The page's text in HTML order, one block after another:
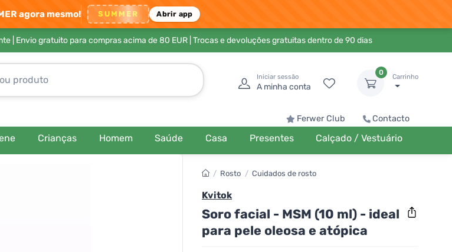
agora mesmo! SUMMER Abrir app
| Envio gratuito para compras acima de 80 EUR| Trocas e devoluções gratuitas dentro de 90 dias
Iniciar sessão
A minha conta
0
Carrinho
Ferwer Club Contacto
Crianças Homem Saúde Casa Presentes Calçado / Vestuário
/ Rosto / Cuidados de rosto
Kvitok
Soro facial - MSM (10 ml) - ideal
para pele oleosa e atópica